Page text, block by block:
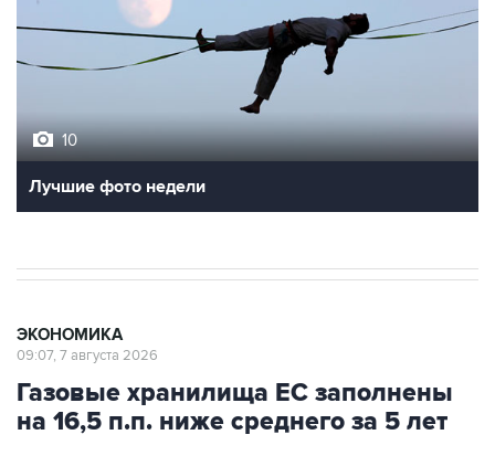
10
Лучшие фото недели
ЭКОНОМИКА
09:07, 7 августа 2026
Газовые хранилища ЕС заполнены
на 16,5 п.п. ниже среднего за 5 лет